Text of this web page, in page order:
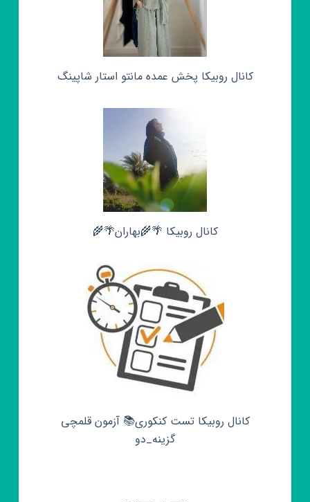
کانال روبیکا پخش عمده مانتو استار شاپینگ
کانال روبیکا 🌴🌾بهاران🌴🌾
کانال روبیکا تست کنکوری📚 آزمون قلمچی‌‌
گزینه_دو